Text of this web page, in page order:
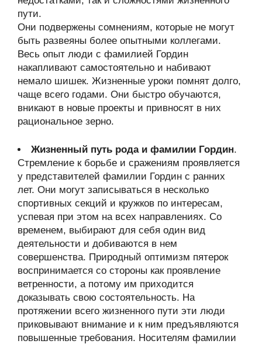
пути.
Они подвержены сомнениям, которые не могут
быть развеяны более опытными коллегами.
Весь опыт люди с фамилией Гордин
накапливают самостоятельно и набивают
немало шишек. Жизненные уроки помнят долго,
чаще всего годами. Они быстро обучаются,
вникают в новые проекты и привносят в них
рациональное зерно.
Жизненный путь рода и фамилии Гордин.
Стремление к борьбе и сражениям проявляется
у представителей фамилии Гордин с ранних
лет. Они могут записываться в несколько
спортивных секций и кружков по интересам,
успевая при этом на всех направлениях. Со
временем, выбирают для себя один вид
деятельности и добиваются в нем
совершенства. Природный оптимизм пятерок
воспринимается со стороны как проявление
ветренности, а потому им приходится
доказывать свою состоятельность. На
протяжении всего жизненного пути эти люди
приковывают внимание и к ним предъявляются
повышенные требования. Носителям фамилии